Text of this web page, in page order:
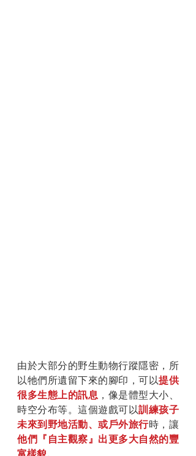
由於大部分的野生動物行蹤隱密，所
以牠們所遺留下來的腳印，可以提供
很多生態上的訊息 ，像是體型大小、
時空分布等。這個遊戲可以訓練孩子
未來到野地活動、或戶外旅行時，讓
他們『自主觀察』出更多大自然的豐